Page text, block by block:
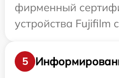
фирменный
устройства Fujifilm
5